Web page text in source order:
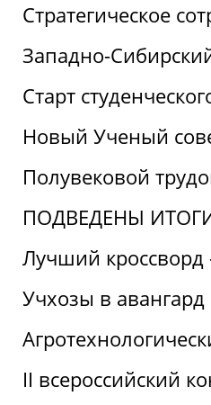
Стратегическое
Западно-
Старт
Новый Ученый
Полувековой
ПОДВЕДЕНЫ
Лучший
Учхозы в
II всероссийский